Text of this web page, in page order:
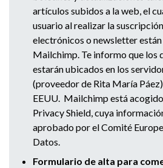
artículos subidos a la web, el
usuario al realizar la
electrónicos o newsletter
Mailchimp. Te informo que los
estarán ubicados en los
(proveedor de Rita María
EEUU. Mailchimp está
Privacy Shield, cuya
aprobado por el Comité
Datos.
Formulario de alta para